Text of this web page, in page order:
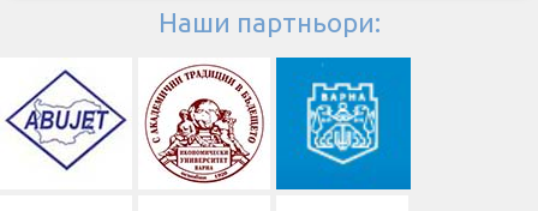
Наши партньори: